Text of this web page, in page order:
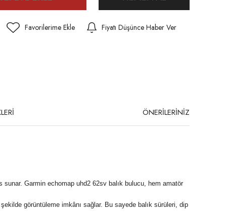
Fiyatı Düşünce Haber Ver
ÖNERİLERİNİZ
Garmin echomap uhd2 62sv balık bulucu, hem amatör
görüntüleme imkânı sağlar. Bu sayede balık sürüleri, dip